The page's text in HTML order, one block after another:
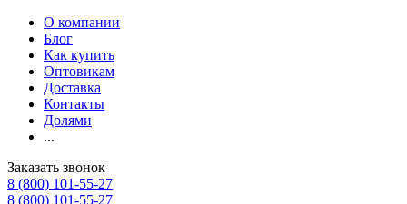
О компании
Блог
Как купить
Оптовикам
Доставка
Контакты
Долями
...
Заказать звонок
8 (800) 101-55-27
8 (800) 101-55-27